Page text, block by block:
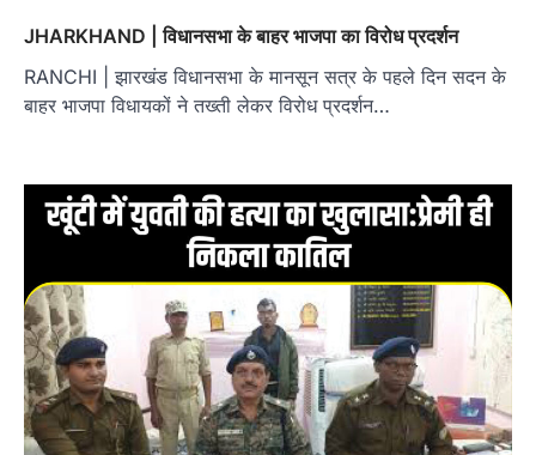
JHARKHAND | विधानसभा के बाहर भाजपा का विरोध प्रदर्शन
RANCHI | झारखंड विधानसभा के मानसून सत्र के पहले दिन सदन के
बाहर भाजपा विधायकों ने तख्ती लेकर विरोध प्रदर्शन…